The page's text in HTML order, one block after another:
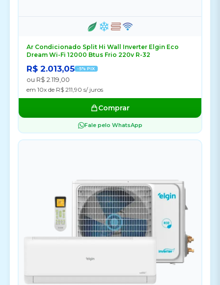
Ar Condicionado Split Hi Wall Inverter Elgin Eco
Dream Wi-Fi 12000 Btus Frio 220v R-32
R$ 2.013,05 -5% PIX
ou R$ 2.119,00
em 10x de R$ 211,90 s/ juros
Comprar
Fale pelo WhatsApp